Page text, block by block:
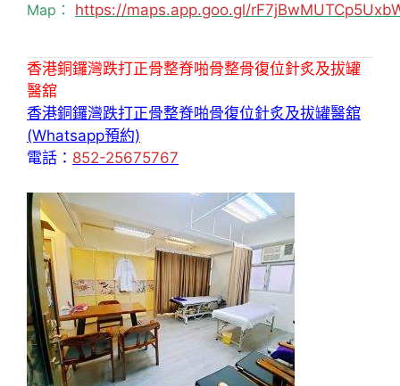
Map： https://maps.app.goo.gl/
香港銅鑼灣跌打正骨整脊啪骨整骨復位針炙及拔罐
醫舘
香港銅鑼灣跌打正骨整脊啪骨復位針炙及拔罐醫舘
(Whatsapp預約)
電話： 852-25675767